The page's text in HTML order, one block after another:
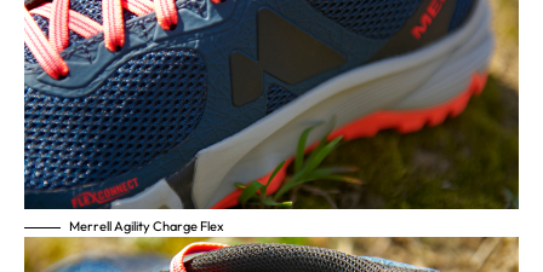
Merrell Agility Charge Flex